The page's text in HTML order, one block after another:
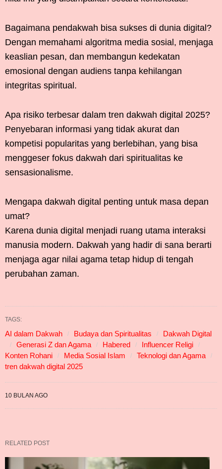
Bagaimana pendakwah bisa sukses di dunia digital?
Dengan memahami algoritma media sosial, menjaga
keaslian pesan, dan membangun kedekatan
emosional dengan audiens tanpa kehilangan
integritas spiritual.
Apa risiko terbesar dalam tren dakwah digital 2025?
Penyebaran informasi yang tidak akurat dan
kompetisi popularitas yang berlebihan, yang bisa
menggeser fokus dakwah dari spiritualitas ke
sensasionalisme.
Mengapa dakwah digital penting untuk masa depan
umat?
Karena dunia digital menjadi ruang utama interaksi
manusia modern. Dakwah yang hadir di sana berarti
menjaga agar nilai agama tetap hidup di tengah
perubahan zaman.
TAGS:
AI dalam Dakwah Budaya dan Spiritualitas
Dakwah Digital
Generasi Z dan Agama
Habered
Influencer Religi
Konten Rohani
Media Sosial Islam
Teknologi dan Agama
tren dakwah digital 2025
10 BULAN AGO
RELATED POST